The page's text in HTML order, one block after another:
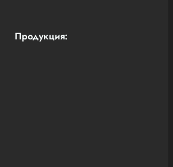
Продукция: